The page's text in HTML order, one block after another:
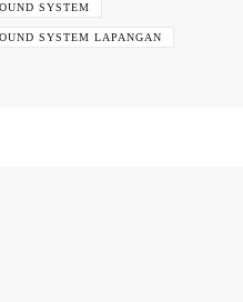
SYSTEM
SYSTEM LAPANGAN